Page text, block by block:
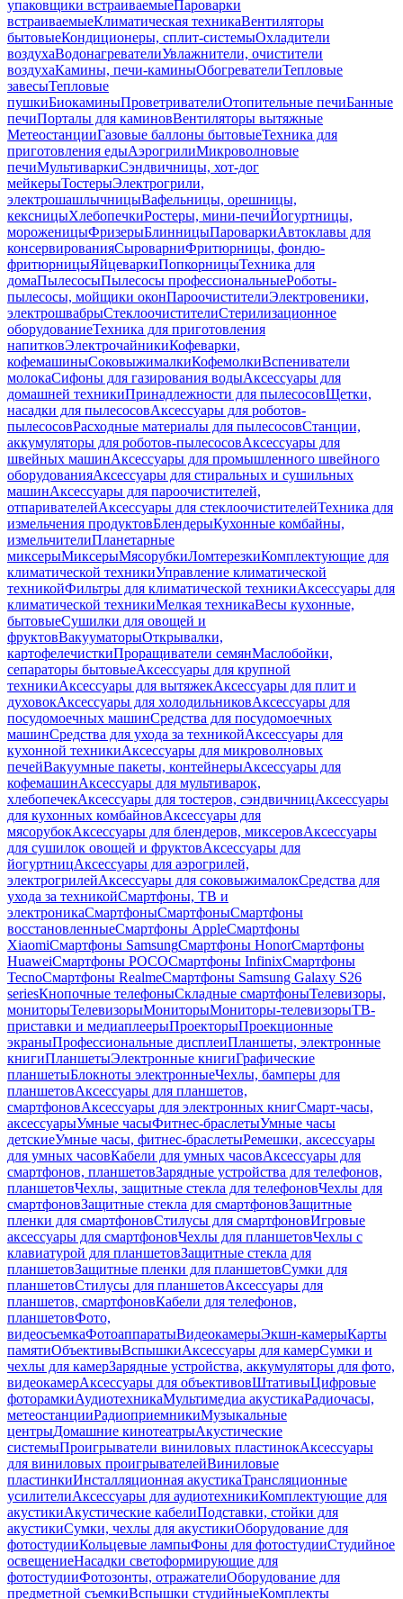
упаковщики встраиваемыеПароварки
встраиваемыеКлиматическая техникаВентиляторы
бытовыеКондиционеры, сплит-системыОхладители
воздухаВодонагревателиУвлажнители, очистители
воздухаКамины, печи-каминыОбогревателиТепловые
завесыТепловые
пушкиБиокаминыПроветривателиОтопительные печиБанные
печиПорталы для каминовВентиляторы вытяжные
МетеостанцииГазовые баллоны бытовыеТехника для
приготовления едыАэрогрилиМикроволновые
печиМультиваркиСэндвичницы, хот-дог
мейкерыТостерыЭлектрогрили,
электрошашлычницыВафельницы, орешницы,
кексницыХлебопечкиРостеры, мини-печиЙогуртницы,
мороженицыФризерыБлинницыПароваркиАвтоклавы для
консервированияСыроварниФритюрницы, фондю-
фритюрницыЯйцеваркиПопкорницыТехника для
домаПылесосыПылесосы профессиональныеРоботы-
пылесосы, мойщики оконПароочистителиЭлектровеники,
электрошвабрыСтеклоочистителиСтерилизационное
оборудованиеТехника для приготовления
напитковЭлектрочайникиКофеварки,
кофемашиныСоковыжималкиКофемолкиВспениватели
молокаСифоны для газирования водыАксессуары для
домашней техникиПринадлежности для пылесосовЩетки,
насадки для пылесосовАксессуары для роботов-
пылесосовРасходные материалы для пылесосовСтанции,
аккумуляторы для роботов-пылесосовАксессуары для
швейных машинАксессуары для промышленного швейного
оборудованияАксессуары для стиральных и сушильных
машинАксессуары для пароочистителей,
отпаривателейАксессуары для стеклоочистителейТехника для
измельчения продуктовБлендерыКухонные комбайны,
измельчителиПланетарные
миксерыМиксерыМясорубкиЛомтерезкиКомплектующие для
климатической техникиУправление климатической
техникойФильтры для климатической техникиАксессуары для
климатической техникиМелкая техникаВесы кухонные,
бытовыеСушилки для овощей и
фруктовВакууматорыОткрывалки,
картофелечисткиПроращиватели семянМаслобойки,
сепараторы бытовыеАксессуары для крупной
техникиАксессуары для вытяжекАксессуары для плит и
духовокАксессуары для холодильниковАксессуары для
посудомоечных машинСредства для посудомоечных
машинСредства для ухода за техникойАксессуары для
кухонной техникиАксессуары для микроволновых
печейВакуумные пакеты, контейнерыАксессуары для
кофемашинАксессуары для мультиварок,
хлебопечекАксессуары для тостеров, сэндвичницАксессуары
для кухонных комбайновАксессуары для
мясорубокАксессуары для блендеров, миксеровАксессуары
для сушилок овощей и фруктовАксессуары для
йогуртницАксессуары для аэрогрилей,
электрогрилейАксессуары для соковыжималокСредства для
ухода за техникойСмартфоны, ТВ и
электроникаСмартфоныСмартфоныСмартфоны
восстановленныеСмартфоны AppleСмартфоны
XiaomiСмартфоны SamsungСмартфоны HonorСмартфоны
HuaweiСмартфоны POCOСмартфоны InfinixСмартфоны
TecnoСмартфоны RealmeСмартфоны Samsung Galaxy S26
seriesКнопочные телефоныСкладные смартфоныТелевизоры,
мониторыТелевизорыМониторыМониторы-телевизорыТВ-
приставки и медиаплеерыПроекторыПроекционные
экраныПрофессиональные дисплеиПланшеты, электронные
книгиПланшетыЭлектронные книгиГрафические
планшетыБлокноты электронныеЧехлы, бамперы для
планшетовАксессуары для планшетов,
смартфоновАксессуары для электронных книгСмарт-часы,
аксессуарыУмные часыФитнес-браслетыУмные часы
детскиеУмные часы, фитнес-браслетыРемешки, аксессуары
для умных часовКабели для умных часовАксессуары для
смартфонов, планшетовЗарядные устройства для телефонов,
планшетовЧехлы, защитные стекла для телефоновЧехлы для
смартфоновЗащитные стекла для смартфоновЗащитные
пленки для смартфоновСтилусы для смартфоновИгровые
аксессуары для смартфоновЧехлы для планшетовЧехлы с
клавиатурой для планшетовЗащитные стекла для
планшетовЗащитные пленки для планшетовСумки для
планшетовСтилусы для планшетовАксессуары для
планшетов, смартфоновКабели для телефонов,
планшетовФото,
видеосъемкаФотоаппаратыВидеокамерыЭкшн-камерыКарты
памятиОбъективыВспышкиАксессуары для камерСумки и
чехлы для камерЗарядные устройства, аккумуляторы для фото,
видеокамерАксессуары для объективовШтативыЦифровые
фоторамкиАудиотехникаМультимедиа акустикаРадиочасы,
метеостанцииРадиоприемникиМузыкальные
центрыДомашние кинотеатрыАкустические
системыПроигрыватели виниловых пластинокАксессуары
для виниловых проигрывателейВиниловые
пластинкиИнсталляционная акустикаТрансляционные
усилителиАксессуары для аудиотехникиКомплектующие для
акустикиАкустические кабелиПодставки, стойки для
акустикиСумки, чехлы для акустикиОборудование для
фотостудииКольцевые лампыФоны для фотостудииСтудийное
освещениеНасадки светоформирующие для
фотостудииФотозонты, отражателиОборудование для
предметной съемкиВспышки студийныеКомплекты